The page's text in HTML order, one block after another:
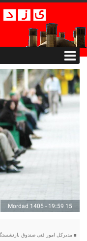
15 Mordad 1405 - 19:59
مدیرکل امور فنی صندوق